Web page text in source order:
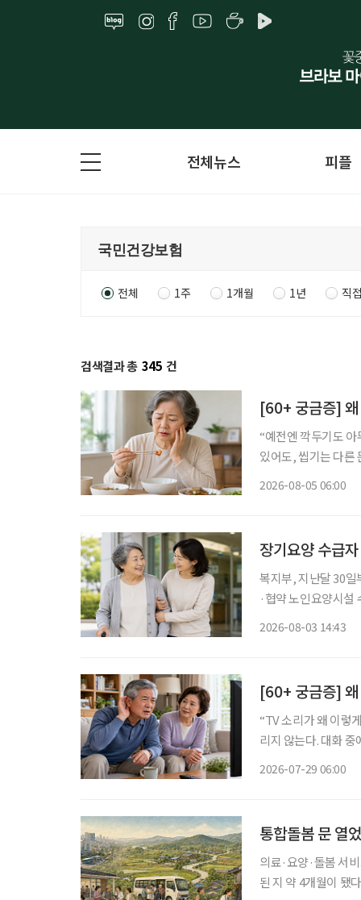
전체뉴스 피플
전체 1주 1개월 1년 직
검색결과 총 345 건
[60+ 궁금증] 왜
“예전엔 깍두기도 아무
있어도, 씹기는 다른
2026-08-05 06:00
장기요양 수급
복지부, 지난달 30일
·협약 노인요양시설
2026-08-03 14:43
[60+ 궁금증] 왜
“TV 소리가 왜 이렇게 작지?” 가족은 시끄럽다며 볼륨을 줄이는
리지 않는다. 대화
2026-07-29 06:00
통합돌봄 문 열
의료·요양·돌봄 서
된 지 약 4개월이 됐